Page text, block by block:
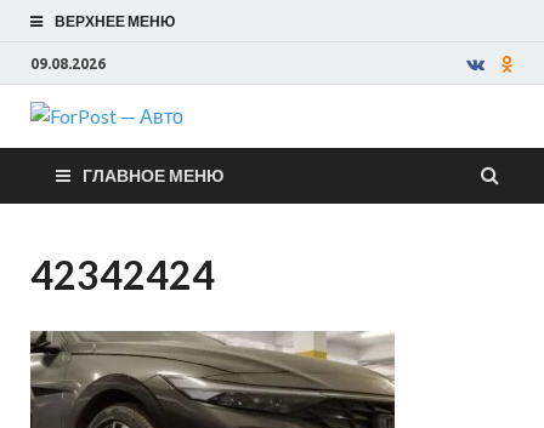
ВЕРХНЕЕ МЕНЮ
09.08.2026
ForPost —
Авто
ГЛАВНОЕ МЕНЮ
42342424